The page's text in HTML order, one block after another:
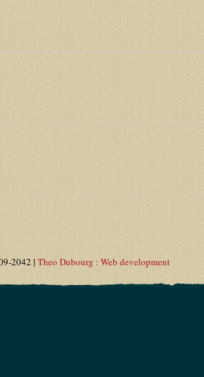
2042 |Theo Dubourg : Web development